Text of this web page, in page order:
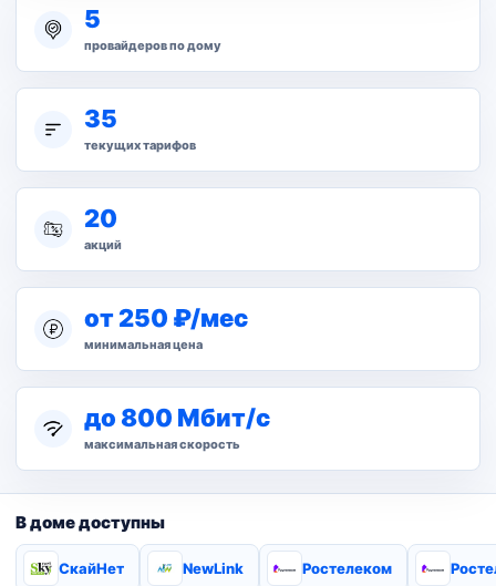
5
провайдеров по дому
35
текущих тарифов
20
акций
от 250 ₽/мес
минимальная цена
до 800 Мбит/с
максимальная скорость
В доме доступны
СкайНет NewLink Ростелеком